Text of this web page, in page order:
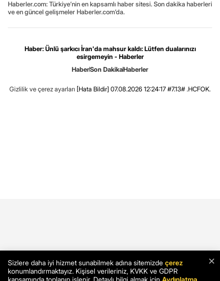
Haberler.com: Türkiye’nin en kapsamlı haber sitesi. Son dakika haberleri
ve en güncel gelişmeler Haberler.com’da.
Haber: Ünlü şarkıcı İran'da mahsur kaldı: Lütfen dualarınızı
esirgemeyin - Haberler
HaberSon DakikaHaberler
Gizlilik ve çerez ayarları [Hata Bildir] 07.08.2026 12:24:17 #7.13# .HCFOK.
×
Sizlere daha iyi hizmet sunabilmek adına sitemizde çerez
konumlandırmaktayız. Kişisel verileriniz, KVKK ve GDPR
kapsamında toplanıp işlenir. Detaylı bilgi almak için Aydınlatma